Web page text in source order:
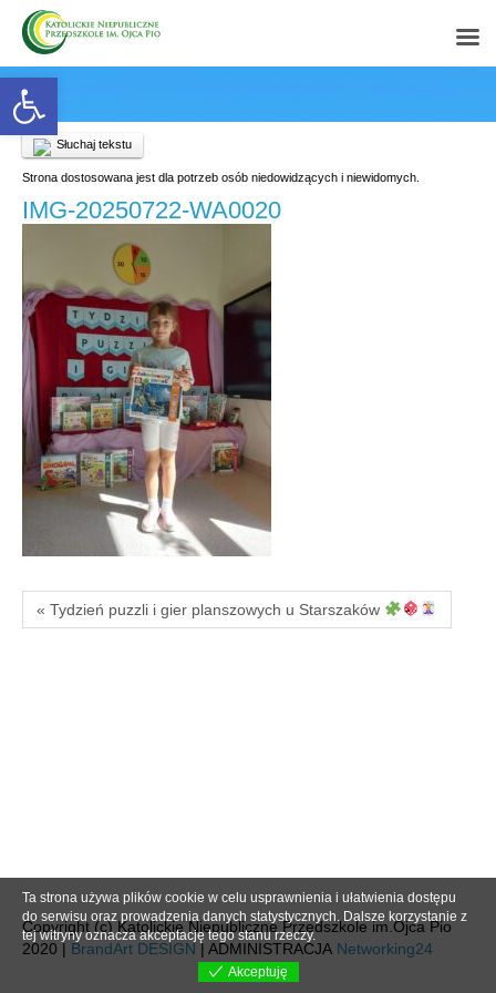
Open toolbar
Słuchaj tekstu
Strona dostosowana jest dla potrzeb osób niedowidzących i niewidomych.
IMG-20250722-WA0020
« Tydzień puzzli i gier planszowych u Starszaków
Copyright (c) Katolickie Niepubliczne Przedszkole im.Ojca Pio
2020 | BrandArt DESIGN | ADMINISTRACJA Networking24
Ta strona używa plików cookie w celu usprawnienia i ułatwienia dostępu
do serwisu oraz prowadzenia danych statystycznych. Dalsze korzystanie z
tej witryny oznacza akceptację tego stanu rzeczy.
Akceptuję